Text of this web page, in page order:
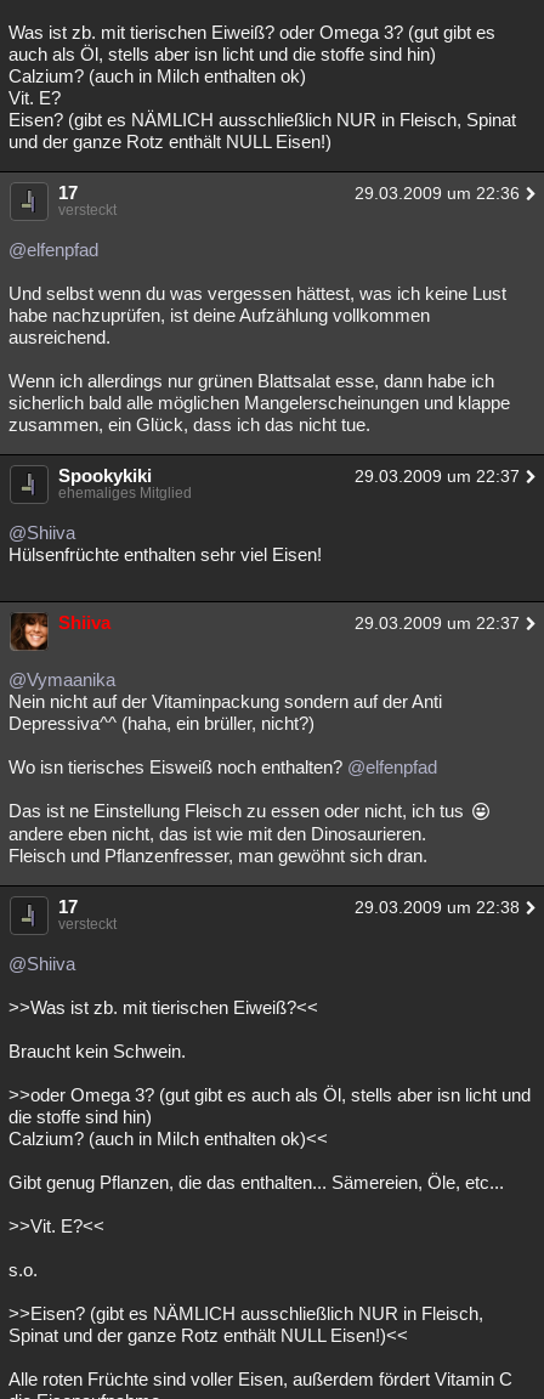
Was ist zb. mit tierischen Eiweiß? oder Omega 3? (gut gibt es
auch als Öl, stells aber isn licht und die stoffe sind hin)
Calzium? (auch in Milch enthalten ok)
Vit. E?
Eisen? (gibt es NÄMLICH ausschließlich NUR in Fleisch, Spinat
und der ganze Rotz enthält NULL Eisen!)
17 29.03.2009 um 22:36
versteckt
@elfenpfad
Und selbst wenn du was vergessen hättest, was ich keine Lust
habe nachzuprüfen, ist deine Aufzählung vollkommen
ausreichend.
Wenn ich allerdings nur grünen Blattsalat esse, dann habe ich
sicherlich bald alle möglichen Mangelerscheinungen und klappe
zusammen, ein Glück, dass ich das nicht tue.
Spookykiki 29.03.2009 um 22:37
ehemaliges Mitglied
@Shiiva
Hülsenfrüchte enthalten sehr viel Eisen!
Shiiva 29.03.2009 um 22:37
@Vymaanika
Nein nicht auf der Vitaminpackung sondern auf der Anti
Depressiva^^ (haha, ein brüller, nicht?)
Wo isn tierisches Eisweiß noch enthalten? @elfenpfad
Das ist ne Einstellung Fleisch zu essen oder nicht, ich tus
andere eben nicht, das ist wie mit den Dinosaurieren.
Fleisch und Pflanzenfresser, man gewöhnt sich dran.
17 29.03.2009 um 22:38
versteckt
@Shiiva
>>Was ist zb. mit tierischen Eiweiß?<<
Braucht kein Schwein.
>>oder Omega 3? (gut gibt es auch als Öl, stells aber isn licht und
die stoffe sind hin)
Calzium? (auch in Milch enthalten ok)<<
Gibt genug Pflanzen, die das enthalten... Sämereien, Öle, etc...
>>Vit. E?<<
s.o.
>>Eisen? (gibt es NÄMLICH ausschließlich NUR in Fleisch,
Spinat und der ganze Rotz enthält NULL Eisen!)<<
Alle roten Früchte sind voller Eisen, außerdem fördert Vitamin C